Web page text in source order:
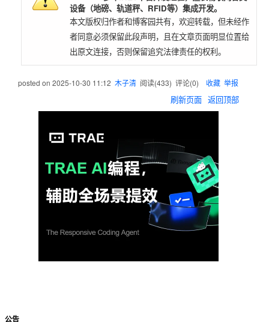
设备（地磅、轨道秤、RFID等）集成开发。
本文版权归作者和博客园共有，欢迎转载，但未经作
者同意必须保留此段声明，且在文章页面明显位置给
出原文连接，否则保留追究法律责任的权利。
posted on 2025-10-30 11:12 木子清 阅读(433) 评论(0) 收藏 举报
刷新页面 返回顶部
公告